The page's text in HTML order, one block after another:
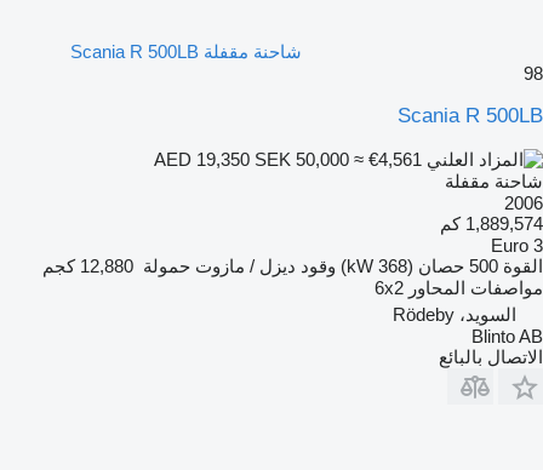
شاحنة مقفلة Scania R 500LB
98
Scania R 500LB
SEK 50,000 ≈ €4,561
شاحنة مقفلة
2006
1,889,574 كم
Euro 3
القوة 500 حصان (368 kW) وقود ديزل / مازوت حمولة 12,880 كجم
مواصفات المحاور 6x2
السويد، Rödeby
Blinto AB
الاتصال بالبائع